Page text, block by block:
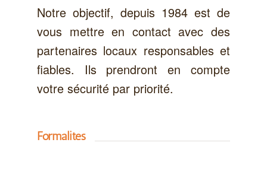
Notre objectif, depuis 1984 est de
vous mettre en contact avec des
partenaires locaux responsables et
fiables. Ils prendront en compte
votre sécurité par priorité.
Formalités